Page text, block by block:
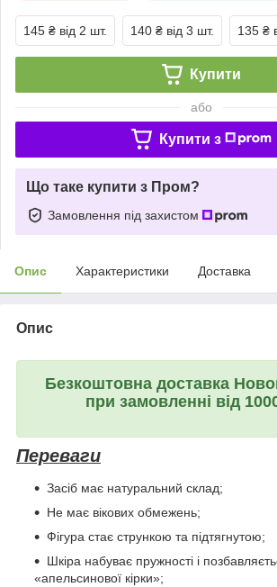
145 ₴ від 2 шт. 140 ₴ від 3 шт. 135 ₴
Купити
або
Купити з
Що таке купити з Пром?
Замовлення під захистом
Опис Характеристики Доставка
Опис
Безкоштовна доставка
при замовленні від
Переваги
Засіб має натуральний склад;
Не має вікових обмежень;
Фігура стає стрункою та підтягнутою;
Шкіра набуває пружності і
«апельсинової кірки»;